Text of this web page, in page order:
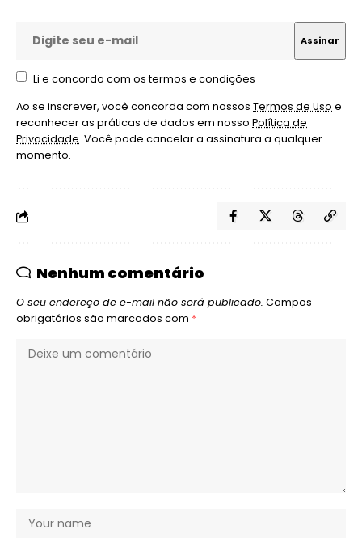
Li e concordo com os termos e condições
Ao se inscrever, você concorda com nossos Termos de Uso e
reconhecer as práticas de dados em nosso Política de
Privacidade. Você pode cancelar a assinatura a qualquer
momento.
Nenhum comentário
O seu endereço de e-mail não será publicado. Campos
obrigatórios são marcados com *